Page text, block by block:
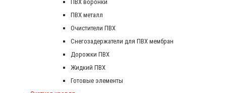
ПВХ воронки
ПВХ металл
Очистители ПВХ
Снегозадержатели для ПВХ мембран
Дорожки ПВХ
Жидкий ПВХ
Готовые элементы